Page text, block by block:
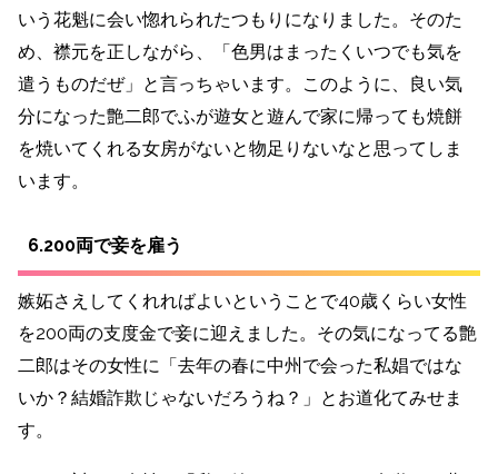
いう花魁に会い惚れられたつもりになりました。そのた
め、襟元を正しながら、「色男はまったくいつでも気を
遣うものだぜ」と言っちゃいます。このように、良い気
分になった艶二郎でふが遊女と遊んで家に帰っても焼餅
を焼いてくれる女房がないと物足りないなと思ってしま
います。
6.200両で妾を雇う
嫉妬さえしてくれればよいということで40歳くらい女性
を200両の支度金で妾に迎えました。その気になってる艶
二郎はその女性に「去年の春に中州で会った私娼ではな
いか？結婚詐欺じゃないだろうね？」とお道化てみせま
す。